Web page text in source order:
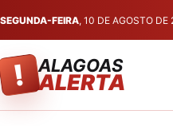
SEGUNDA-FEIRA, 10 DE AGOSTO DE
! ALAGOAS
ALERTA